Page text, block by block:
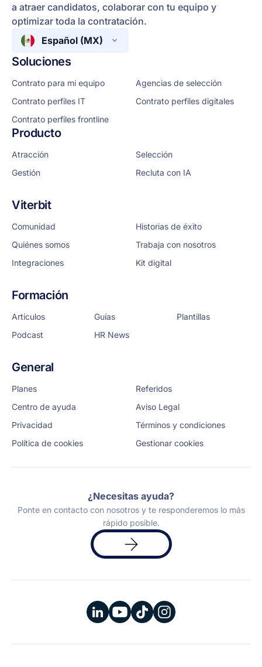
a atraer candidatos, colaborar con tu equipo y
optimizar toda la contratación.
Español (MX)
Soluciones
Contrato para mi equipo
Agencias de selección
Contrato perfiles IT
Contrato perfiles digitales
Contrato perfiles frontline
Producto
Atracción
Selección
Gestión
Recluta con IA
Viterbit
Comunidad
Historias de éxito
Quiénes somos
Trabaja con nosotros
Integraciones
Kit digital
Formación
Artículos Guías
Plantillas
Podcast
HR News
General
Planes
Referidos
Centro de ayuda
Aviso Legal
Privacidad
Términos y condiciones
Política de cookies
Gestionar cookies
¿Necesitas ayuda?
Ponte en contacto con nosotros y te responderemos lo más
rápido posible.
Solicita
una
demo